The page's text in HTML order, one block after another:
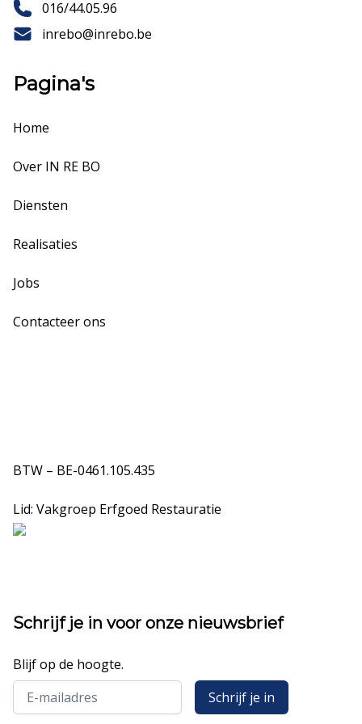
016/44.05.96
inrebo@inrebo.be
Pagina's
Home
Over IN RE BO
Diensten
Realisaties
Jobs
Contacteer ons
BTW – BE-0461.105.435
Lid: Vakgroep Erfgoed Restauratie
Schrijf je in voor onze nieuwsbrief
Blijf op de hoogte.
Email address
Schrijf je in